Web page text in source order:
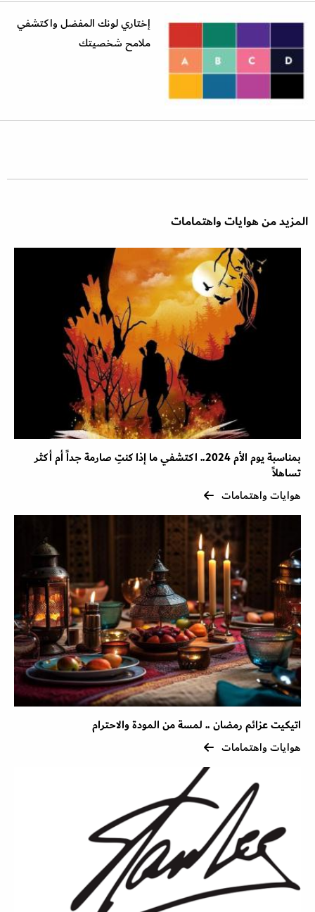
إختاري لونك المفضل واكتشفي
ملامح شخصيتك
المزيد من هوايات واهتمامات
بمناسبة يوم الأم 2024.. اكتشفي ما إذا كنتِ صارمة جداً أم أكثر
تساهلاً
هوايات واهتمامات
اتيكيت عزائم رمضان .. لمسة من المودة والاحترام
هوايات واهتمامات